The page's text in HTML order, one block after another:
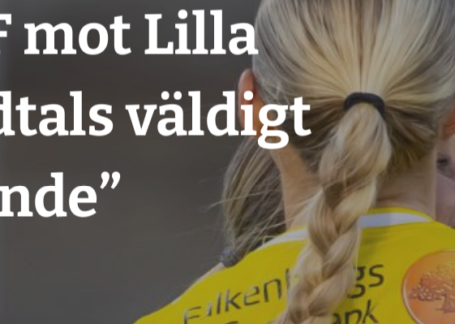
mot Lilla
väldigt